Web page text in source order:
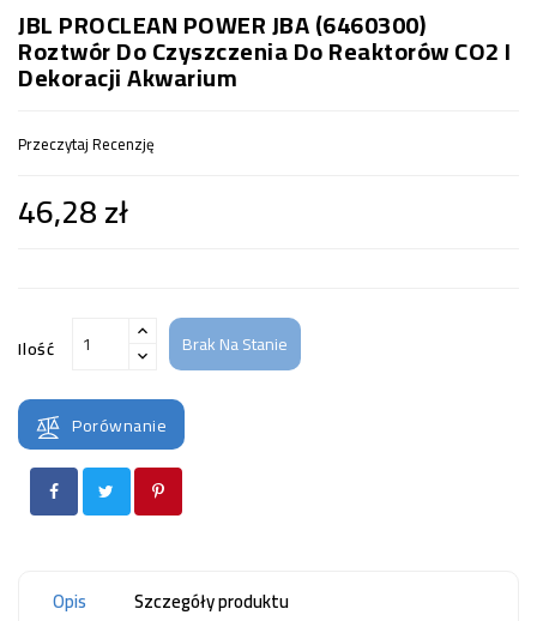
JBL PROCLEAN POWER JBA (6460300)
Roztwór Do Czyszczenia Do Reaktorów CO2 I
Dekoracji Akwarium
Przeczytaj Recenzję
46,28 zł
Ilość Brak Na Stanie
Porównanie
Opis Szczegóły produktu